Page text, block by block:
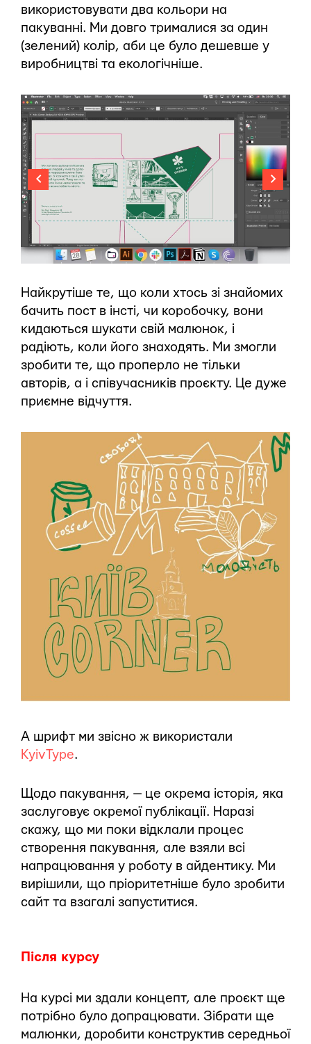
використовувати два кольори на
пакуванні. Ми довго трималися за один
(зелений) колір, аби це було дешевше у
виробництві та екологічніше.
Найкрутіше те, що коли хтось зі знайомих
бачить пост в інсті, чи коробочку, вони
кидаються шукати свій малюнок, і
радіють, коли його знаходять. Ми змогли
зробити те, що проперло не тільки
авторів, а і співучасників проєкту. Це дуже
приємне відчуття.
А шрифт ми звісно ж використали
KyivType.
Щодо пакування, — це окрема історія, яка
заслуговує окремої публікації. Наразі
скажу, що ми поки відклали процес
створення пакування, але взяли всі
напрацювання у роботу в айдентику. Ми
вирішили, що пріоритетніше було зробити
сайт та взагалі запуститися.
Після курсу
На курсі ми здали концепт, але проєкт ще
потрібно було допрацювати. Зібрати ще
малюнки, доробити конструктив середньої